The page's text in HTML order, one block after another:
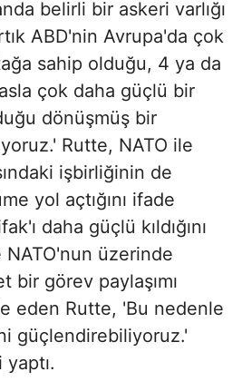
belirli bir askeri varlığı
ABD'nin Avrupa'da çok
sahip olduğu, 4 ya da
çok daha güçlü bir
dönüşmüş bir
Rutte, NATO ile
işbirliğinin de
yol açtığını ifade
daha güçlü kıldığını
üzerinde
bir görev paylaşımı
eden Rutte, 'Bu nedenle
güçlendirebiliyoruz.'